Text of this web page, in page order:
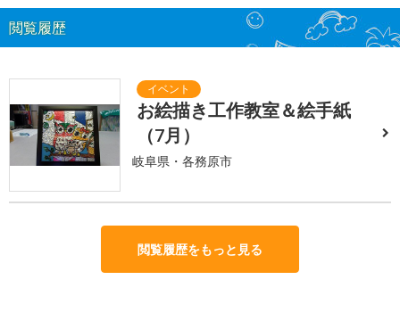
閲覧履歴
お絵描き工作教室＆絵手紙
（7月）
岐阜県・各務原市
閲覧履歴をもっと見る